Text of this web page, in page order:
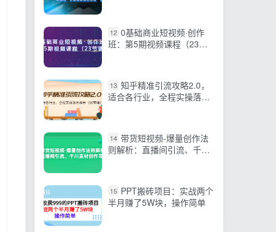
12 0基础商业短视频·创作
班：第5期视频课程（23节
13 知乎精准引流攻略2.0，
适合各行业，全程实操落地
14 带货短视频-爆量创作法
则解析：直播间引流、千川
15 PPT搬砖项目：实战两个
半月赚了5W块，操作简单